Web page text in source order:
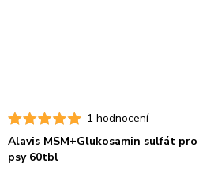
1 hodnocení
Alavis MSM+Glukosamin sulfát pro
psy 60tbl